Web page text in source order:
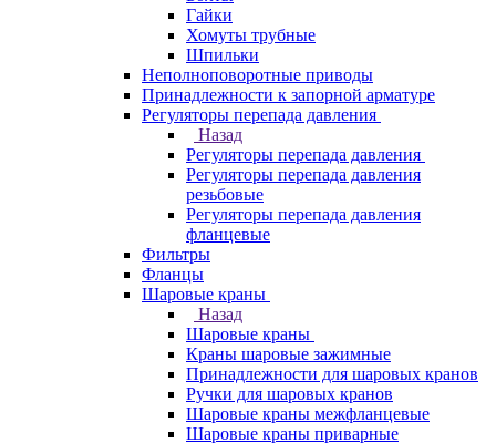
Гайки
Хомуты трубные
Шпильки
Неполноповоротные приводы
Принадлежности к запорной арматуре
Регуляторы перепада давления
Назад
Регуляторы перепада давления
Регуляторы перепада давления
резьбовые
Регуляторы перепада давления
фланцевые
Фильтры
Фланцы
Шаровые краны
Назад
Шаровые краны
Краны шаровые зажимные
Принадлежности для шаровых кранов
Ручки для шаровых кранов
Шаровые краны межфланцевые
Шаровые краны приварные